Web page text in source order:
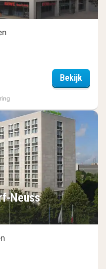
Bekijk
Neuss